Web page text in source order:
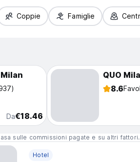
Coppie Famiglie
Da€18.46
QUO
8.6
sulle commissioni pagate e su altri fattori.
Hotel